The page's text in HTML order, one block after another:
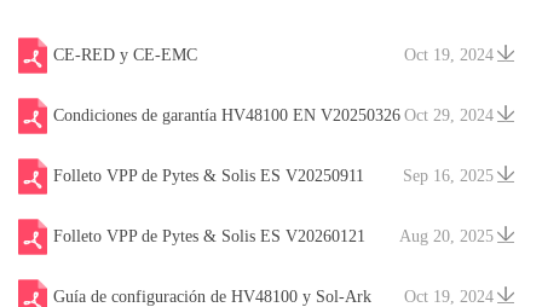
Oct 19, 2024
CE-RED y CE-EMC
Oct 29, 2024
Condiciones de garantía HV48100 EN V20250326
Sep 16, 2025
Folleto VPP de Pytes & Solis ES V20250911
Aug 20, 2025
Folleto VPP de Pytes & Solis ES V20260121
Oct 19, 2024
Guía de configuración de HV48100 y Sol-Ark